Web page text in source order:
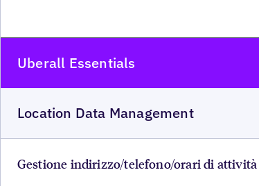
Uberall Essentials
Location Data Management
Gestione indirizzo/telefono/orari di attività